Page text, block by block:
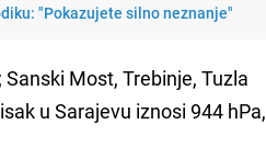
"Pokazujete silno neznanje"
Most, Trebinje, Tuzla
u Sarajevu iznosi 944 hPa,